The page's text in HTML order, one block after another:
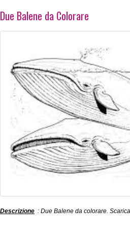
Due Balene da Colorare
Descrizione : Due Balene da colorare.